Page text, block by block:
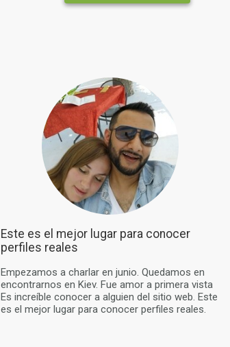
Este es el mejor lugar para conocer
perfiles reales
Empezamos a charlar en junio. Quedamos en
encontrarnos en Kiev. Fue amor a primera vista
Es increíble conocer a alguien del sitio web. Este
es el mejor lugar para conocer perfiles reales.